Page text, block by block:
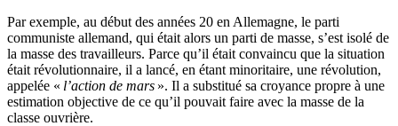
Par exemple, au début des années 20 en Allemagne, le parti
communiste allemand, qui était alors un parti de masse, s’est isolé de
la masse des travailleurs. Parce qu’il était convaincu que la situation
était révolutionnaire, il a lancé, en étant minoritaire, une révolution,
appelée « l’action de mars ». Il a substitué sa croyance propre à une
estimation objective de ce qu’il pouvait faire avec la masse de la
classe ouvrière.